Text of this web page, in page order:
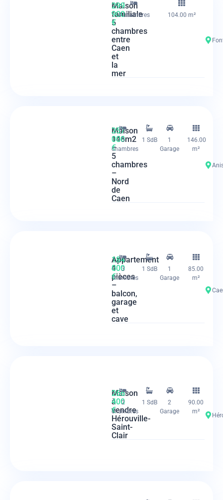
Maison
familiale
5
chambres
entre
Caen
et
la
mer
299
900
€
4 chambres 104.00 m²
Maison
146m2
–
5
chambres
–
Nord
de
Caen
357
000
€
5
chambres
1 SdB
1
Garage
146.00
m²
Appartement
4
pièces
–
balcon,
garage
et
cave
184
000
€
3
chambres
1 SdB
1
Garage
85.00
m²
Maison
à
vendre
Hérouville-
Saint-
Clair
266
400
€
2
chambres
1 SdB
2
Garage
90.00
m²